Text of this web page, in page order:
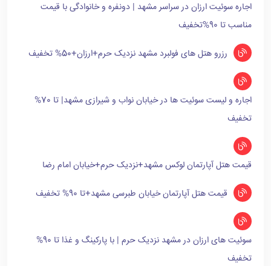
اجاره سوئیت ارزان در سراسر مشهد | دونفره و خانوادگی با قیمت
مناسب تا 90%تخفیف
رزرو هتل های فولبرد مشهد نزدیک حرم+ارزان+50% تخفیف
اجاره و لیست سوئیت ها در خیابان نواب و شیرازی مشهد| تا 70%
تخفیف
قیمت هتل آپارتمان لوکس مشهد+نزدیک حرم+خیابان امام رضا
قیمت هتل آپارتمان خیابان طبرسی مشهد+تا 90% تخفیف
سوئیت های ارزان در مشهد نزدیک حرم | با پارکینگ و غذا تا 90%
تخفیف